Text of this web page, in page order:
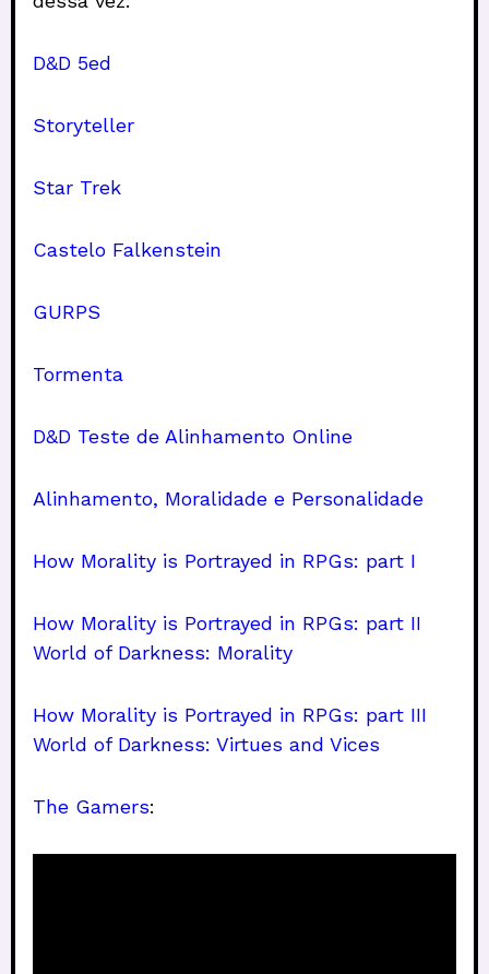
D&D 5ed
Storyteller
Star Trek
Castelo Falkenstein
GURPS
Tormenta
D&D Teste de Alinhamento Online
Alinhamento, Moralidade e Personalidade
How Morality is Portrayed in RPGs: part I
How Morality is Portrayed in RPGs: part II
World of Darkness: Morality
How Morality is Portrayed in RPGs: part III
World of Darkness: Virtues and Vices
The Gamers: